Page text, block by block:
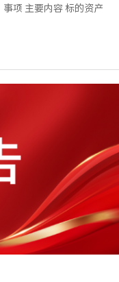
项 主要内容 标的资产